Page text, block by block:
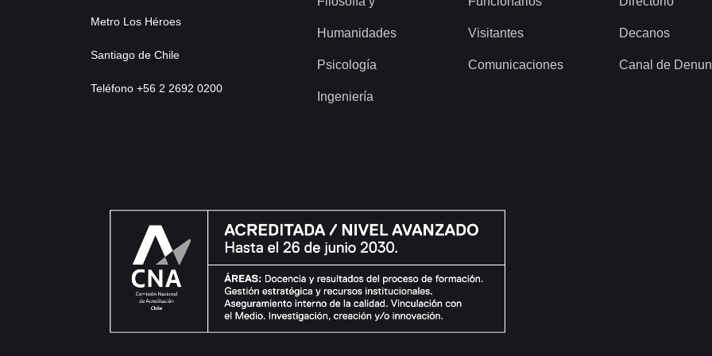
Metro Los Héroes
Santiago de Chile
Teléfono +56 2 2692 0200
Humanidades
Psicología
Ingeniería
Visitantes
Comunicaciones
Decanos
Canal de